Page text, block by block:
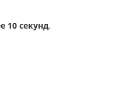
10 секунд.